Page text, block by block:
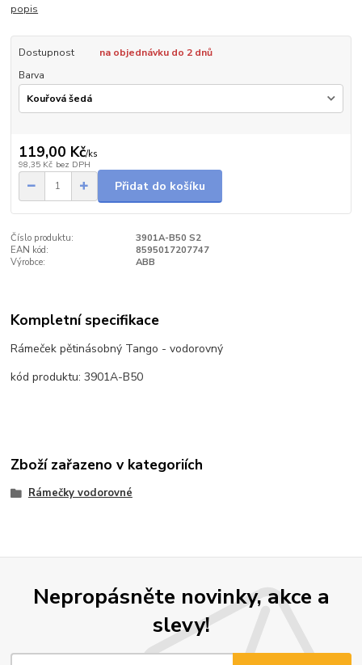
popis
Dostupnost
na objednávku do 2 dnů
Barva
119,00 Kč/ks
98,35 Kč bez DPH
Přidat do košíku
Číslo produktu:
3901A-B50 S2
EAN kód:
8595017207747
Výrobce:
ABB
Kompletní specifikace
Rámeček pětinásobný Tango - vodorovný
kód produktu: 3901A-B50
Zboží zařazeno v kategoriích
Rámečky vodorovné
Nepropásněte novinky, akce a
slevy!